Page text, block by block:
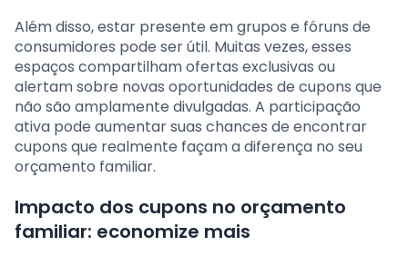
Além disso, estar presente em grupos e fóruns de
consumidores pode ser útil. Muitas vezes, esses
espaços compartilham ofertas exclusivas ou
alertam sobre novas oportunidades de cupons que
não são amplamente divulgadas. A participação
ativa pode aumentar suas chances de encontrar
cupons que realmente façam a diferença no seu
orçamento familiar.
Impacto dos cupons no orçamento
familiar: economize mais